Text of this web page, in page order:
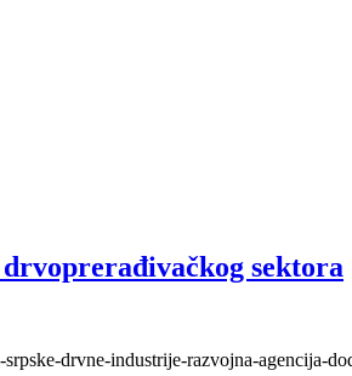
sektora
drvne-industrije-razvojna-agencija-